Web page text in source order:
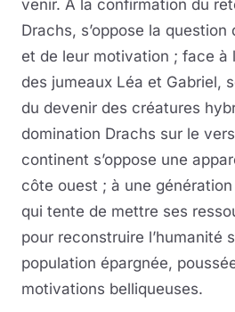
venir. A la confirmation du
Drachs, s’oppose la
et de leur motivation ; face à
des jumeaux Léa et Gabriel,
du devenir des créatures
domination Drachs sur le
continent s’oppose une
côte ouest ; à une
qui tente de mettre ses
pour reconstruire l’humanité
population épargnée,
motivations belliqueuses.